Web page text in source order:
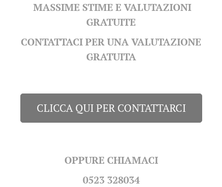
MASSIME STIME E VALUTAZIONI
GRATUITE
CONTATTACI PER UNA VALUTAZIONE
GRATUITA
CLICCA QUI PER CONTATTARCI
OPPURE CHIAMACI
0523 328034